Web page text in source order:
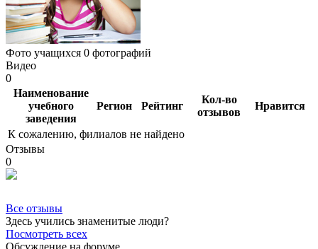
Фото учащихся 0 фотографий
Видео
0
Наименование
учебного
заведения
Регион Рейтинг
Кол-во
отзывов
Нравится
К сожалению, филиалов не найдено
Отзывы
0
Все отзывы
Здесь учились знаменитые люди?
Посмотреть всех
Обсуждение на форуме